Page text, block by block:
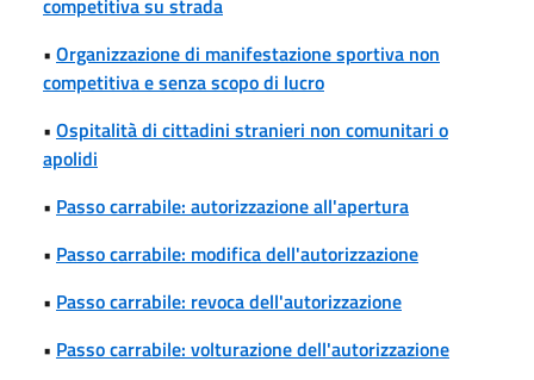
• Organizzazione di manifestazione sportiva non
competitiva e senza scopo di lucro
• Ospitalità di cittadini stranieri non comunitari o
apolidi
• Passo carrabile: autorizzazione all'apertura
• Passo carrabile: modifica dell'autorizzazione
• Passo carrabile: revoca dell'autorizzazione
• Passo carrabile: volturazione dell'autorizzazione